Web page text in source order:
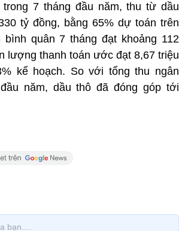
7 tháng đầu năm, thu từ dầu
tỷ đồng, bằng 65% dự toán trên
quân 7 tháng đạt khoảng 112
lượng thanh toán ước đạt 8,67 triệu
kế hoạch. So với tổng thu ngân
năm, dầu thô đã đóng góp tới